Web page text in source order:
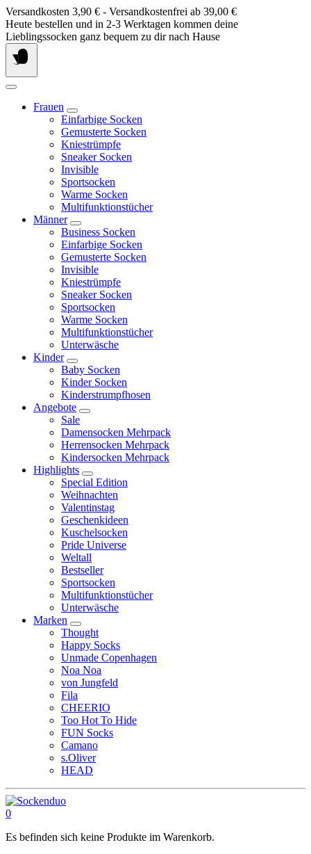
Springe
zum
Inhalt
Versandkosten 3,90 € - Versandkostenfrei ab 39,00 €
Heute bestellen und in 2-3 Werktagen kommen deine
Lieblingssocken ganz bequem zu dir nach Hause
Frauen
Einfarbige Socken
Gemusterte Socken
Kniestrümpfe
Sneaker Socken
Invisible
Sportsocken
Warme Socken
Multifunktionstücher
Männer
Business Socken
Einfarbige Socken
Gemusterte Socken
Invisible
Kniestrümpfe
Sneaker Socken
Sportsocken
Warme Socken
Multifunktionstücher
Unterwäsche
Kinder
Baby Socken
Kinder Socken
Kinderstrumpfhosen
Angebote
Sale
Damensocken Mehrpack
Herrensocken Mehrpack
Kindersocken Mehrpack
Highlights
Special Edition
Weihnachten
Valentinstag
Geschenkideen
Kuschelsocken
Pride Universe
Weltall
Bestseller
Sportsocken
Multifunktionstücher
Unterwäsche
Marken
Thought
Happy Socks
Unmade Copenhagen
Noa Noa
von Jungfeld
Fila
CHEERIO
Too Hot To Hide
FUN Socks
Camano
s.Oliver
HEAD
0
Es befinden sich keine Produkte im Warenkorb.